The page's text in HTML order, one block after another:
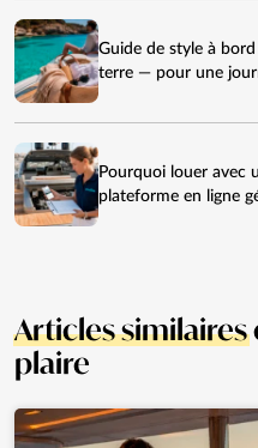
Guide de style à
terre — pour une
Pourquoi louer avec
plateforme en ligne
Articles similaires
plaire